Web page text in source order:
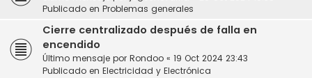
Publicado en Problemas generales
Cierre centralizado después de falla en
encendido
Último mensaje por Rondoo « 19 Oct 2024 23:43
Publicado en Electricidad y Electrónica